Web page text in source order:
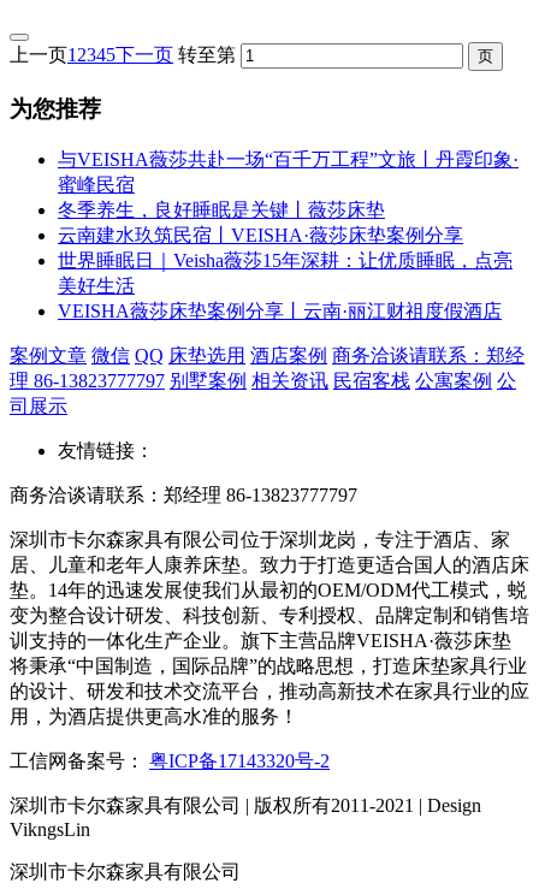
上一页1 2345下一页 转至第
为您推荐
与VEISHA薇莎共赴一场“百千万工程”文旅丨丹霞印象·
蜜峰民宿
冬季养生，良好睡眠是关键丨薇莎床垫
云南建水玖筑民宿丨VEISHA·薇莎床垫案例分享
世界睡眠日｜Veisha薇莎15年深耕：让优质睡眠，点亮
美好生活
VEISHA薇莎床垫案例分享丨云南·丽江财祖度假酒店
案例文章 微信 QQ 床垫选用 酒店案例 商务洽谈请联系：郑经
理 86-13823777797 别墅案例 相关资讯 民宿客栈 公寓案例 公
司展示
友情链接：
商务洽谈请联系：郑经理 86-13823777797
深圳市卡尔森家具有限公司位于深圳龙岗，专注于酒店、家
居、儿童和老年人康养床垫。致力于打造更适合国人的酒店床
垫。14年的迅速发展使我们从最初的OEM/ODM代工模式，蜕
变为整合设计研发、科技创新、专利授权、品牌定制和销售培
训支持的一体化生产企业。旗下主营品牌VEISHA·薇莎床垫
将秉承“中国制造，国际品牌”的战略思想，打造床垫家具行业
的设计、研发和技术交流平台，推动高新技术在家具行业的应
用，为酒店提供更高水准的服务！
工信网备案号： 粤ICP备17143320号-2
深圳市卡尔森家具有限公司 | 版权所有2011-2021 | Design
VikngsLin
深圳市卡尔森家具有限公司